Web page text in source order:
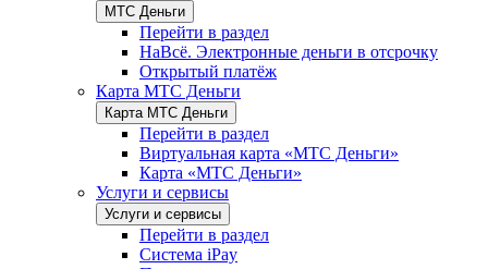
МТС Деньги
Перейти в раздел
НаВсё. Электронные деньги в отсрочку
Открытый платёж
Карта МТС Деньги
Карта МТС Деньги
Перейти в раздел
Виртуальная карта «МТС Деньги»
Карта «МТС Деньги»
Услуги и сервисы
Услуги и сервисы
Перейти в раздел
Система iPay